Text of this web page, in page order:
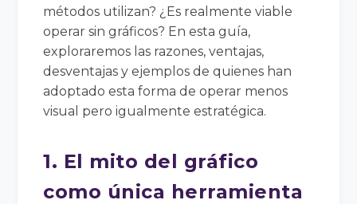
métodos utilizan? ¿Es realmente viable
operar sin gráficos? En esta guía,
exploraremos las razones, ventajas,
desventajas y ejemplos de quienes han
adoptado esta forma de operar menos
visual pero igualmente estratégica.
1. El mito del gráfico
como única herramienta